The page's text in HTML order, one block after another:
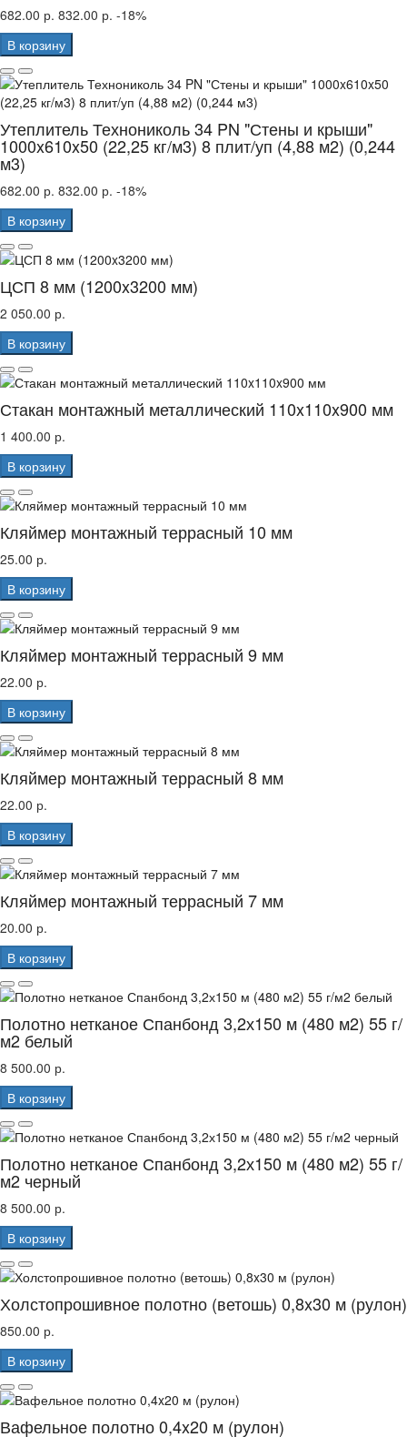
682.00 р. 832.00 р. -18%
В корзину
Утеплитель Технониколь 34 PN "Стены и крыши"
1000x610x50 (22,25 кг/м3) 8 плит/уп (4,88 м2) (0,244
м3)
682.00 р. 832.00 р. -18%
В корзину
ЦСП 8 мм (1200x3200 мм)
2 050.00 р.
В корзину
Стакан монтажный металлический 110x110x900 мм
1 400.00 р.
В корзину
Кляймер монтажный террасный 10 мм
25.00 р.
В корзину
Кляймер монтажный террасный 9 мм
22.00 р.
В корзину
Кляймер монтажный террасный 8 мм
22.00 р.
В корзину
Кляймер монтажный террасный 7 мм
20.00 р.
В корзину
Полотно нетканое Спанбонд 3,2х150 м (480 м2) 55 г/
м2 белый
8 500.00 р.
В корзину
Полотно нетканое Спанбонд 3,2х150 м (480 м2) 55 г/
м2 черный
8 500.00 р.
В корзину
Холстопрошивное полотно (ветошь) 0,8x30 м (рулон)
850.00 р.
В корзину
Вафельное полотно 0,4x20 м (рулон)